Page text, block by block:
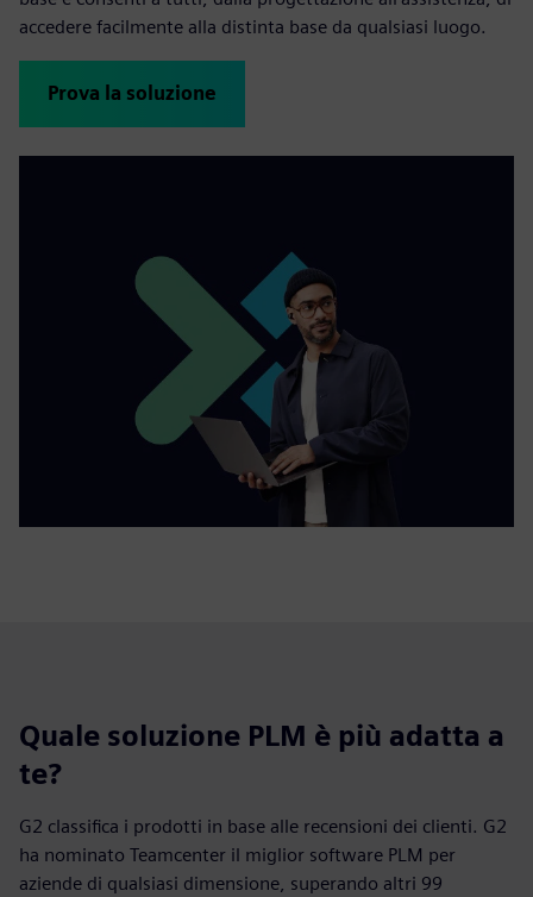
accedere facilmente alla distinta base da qualsiasi luogo.
Prova la soluzione
Quale soluzione PLM è più adatta a
te?
G2 classifica i prodotti in base alle recensioni dei clienti. G2
ha nominato Teamcenter il miglior software PLM per
aziende di qualsiasi dimensione, superando altri 99